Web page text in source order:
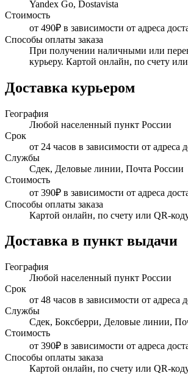
Yandex Go, Dostavista
Стоимость
от 490₽ в зависимости от адреса
Способы оплаты заказа
При получении наличными или
курьеру. Картой онлайн, по счету
Доставка курьером
География
Любой населенный пункт России
Срок
от 24 часов в зависимости от адреса
Службы
Сдек, Деловые линии, Почта России
Стоимость
от 390₽ в зависимости от адреса
Способы оплаты заказа
Картой онлайн, по счету или QR-
Доставка в пункт выдачи
География
Любой населенный пункт России
Срок
от 48 часов в зависимости от адреса
Службы
Сдек, Боксберри, Деловые линии,
Стоимость
от 390₽ в зависимости от адреса
Способы оплаты заказа
Картой онлайн, по счету или QR-